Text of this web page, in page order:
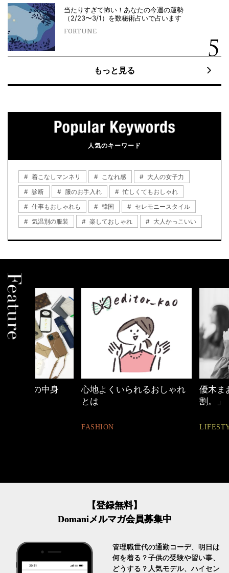
当たりすぎて怖い！あなたの今週の運勢
（2/23〜3/1）を数秘術占いで占います
FORTUNE
もっと見る
人気のキーワード
着こなしマンネリ こなれ感
大人の女子力
診断
服のお手入れ
忙しくてもおしゃれ
仕事もおしゃれも
韓国
セレモニースタイル
気温別の服装
楽しておしゃれ 大人かっこいい
心地よくいられるおしゃれ
優木まおみさん「
【登録無料】
Domaniメルマガ会員募集中
管理職世代の通勤コーデ、明日は
何を着る？子供の受験や習い事、
どうする？人気モデル、ハイセン